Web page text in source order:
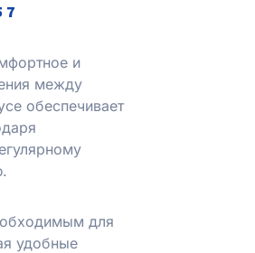
и
между
обеспечивает
для
удобные